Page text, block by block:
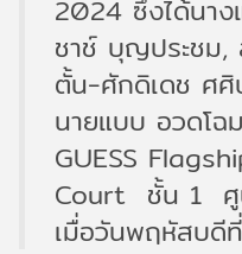
2024 ซึ่งได้นา
ชาช์ บุญประชม,
ตั้น-ศักดิเดช ศศิ
นายแบบ อวดโ
GUESS
Court ชั้น 1 ศูน
เมื่อวันพฤหัสบ